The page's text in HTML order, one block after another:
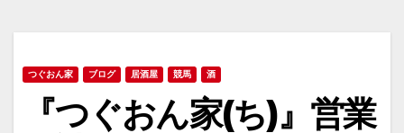
つぐおん家 ブログ 居酒屋 競馬 酒
『つぐおん家(ち)』営業